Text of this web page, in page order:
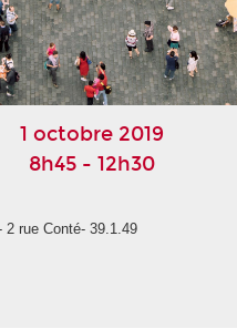
1 octobre 2019
8h45 - 12h30
2 rue Conté- 39.1.49